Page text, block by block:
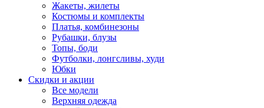
Жакеты, жилеты
Костюмы и комплекты
Платья, комбинезоны
Рубашки, блузы
Топы, боди
Футболки, лонгсливы, худи
Юбки
Скидки и акции
Все модели
Верхняя одежда